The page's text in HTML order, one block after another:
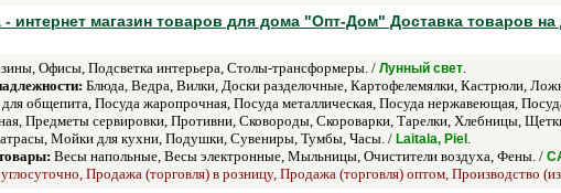
интернет магазин товаров для дома "Опт-Дом" Доставка товаров
Офисы, Подсветка интерьера, Столы-трансформеры. / Лунный свет.
Блюда, Ведра, Вилки, Доски разделочные, Картофелемялки, Кастрюли,
общепита, Посуда жаропрочная, Посуда металлическая, Посуда нержавеющая,
Предметы сервировки, Противни, Сковороды, Скороварки, Тарелки, Хлебницы,
Мойки для кухни, Подушки, Сувениры, Тумбы, Часы. / Laitala, Piel .
Весы напольные, Весы электронные, Мыльницы, Очистители воздуха, Фены. /
Продажа (торговля) в розницу, Продажа (торговля) оптом, Производство